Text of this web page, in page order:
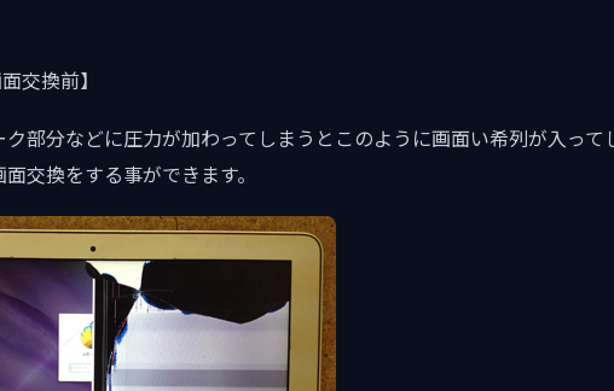
交換前】
部分などに圧力が加わってしまうとこのように画面い希列が入って
交換をする事ができます。